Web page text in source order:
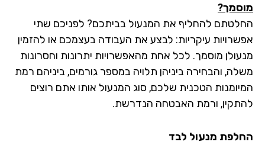
להחליף את המנעול בביתכם? לפניכם שתי
עיקריות: לבצע את העבודה בעצמכם או להזמין
מוסמך. לכל אחת מהאפשרויות יתרונות וחסרונות
והבחירה ביניהן תלויה במספר גורמים, ביניהם רמת
הטכנית שלכם, סוג המנעול אותו אתם רוצים
ורמת האבטחה הנדרשת.
מנעול לבד